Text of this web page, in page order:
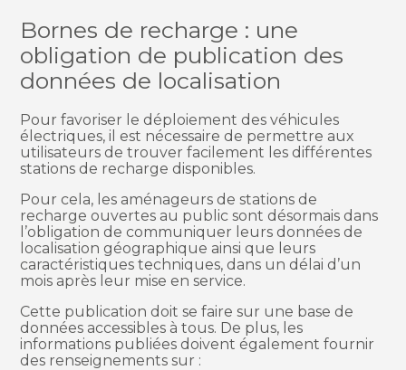
Bornes de recharge : une
obligation de publication des
données de localisation
Pour favoriser le déploiement des véhicules
électriques, il est nécessaire de permettre aux
utilisateurs de trouver facilement les différentes
stations de recharge disponibles.
Pour cela, les aménageurs de stations de
recharge ouvertes au public sont désormais dans
l’obligation de communiquer leurs données de
localisation géographique ainsi que leurs
caractéristiques techniques, dans un délai d’un
mois après leur mise en service.
Cette publication doit se faire sur une base de
données accessibles à tous. De plus, les
informations publiées doivent également fournir
des renseignements sur :